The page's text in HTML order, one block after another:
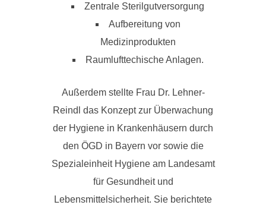
Zentrale Sterilgutversorgung
Aufbereitung von
Medizinprodukten
Raumlufttechische Anlagen.
Außerdem stellte Frau Dr. Lehner-
Reindl das Konzept zur Überwachung
der Hygiene in Krankenhäusern durch
den ÖGD in Bayern vor sowie die
Spezialeinheit Hygiene am Landesamt
für Gesundheit und
Lebensmittelsicherheit. Sie berichtete